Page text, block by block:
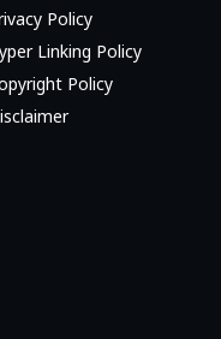
Policy
Linking Policy
Policy